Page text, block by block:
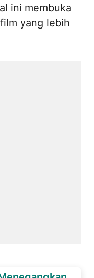
ini membuka
yang lebih